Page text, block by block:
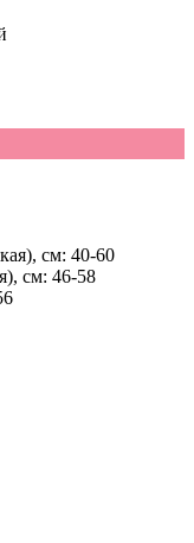
см: 40-60
см: 46-58